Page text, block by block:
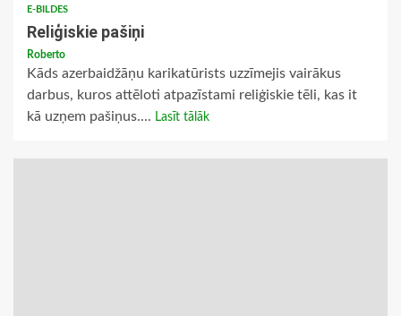
E-BILDES
Reliģiskie pašiņi
Roberto
Kāds azerbaidžāņu karikatūrists uzzīmejis vairākus
darbus, kuros attēloti atpazīstami reliģiskie tēli, kas it
kā uzņem pašiņus.... Lasīt tālāk